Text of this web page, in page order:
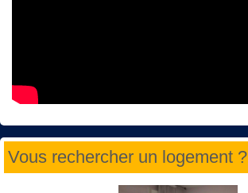
Vous rechercher un logement ?